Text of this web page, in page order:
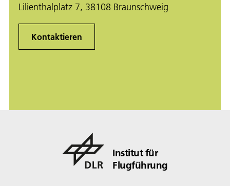
Lilienthalplatz 7, 38108 Braunschweig
Kontaktieren
Institut für
Flugführung